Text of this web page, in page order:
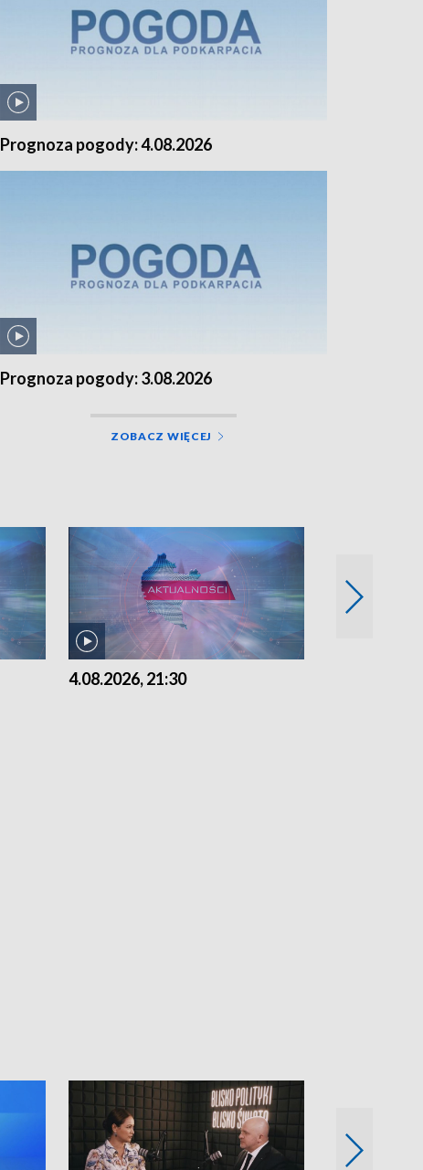
Prognoza pogody: 4.08.2026
Prognoza pogody: 3.08.2026
ZOBACZ WIĘCEJ
4.08.2026, 21:30